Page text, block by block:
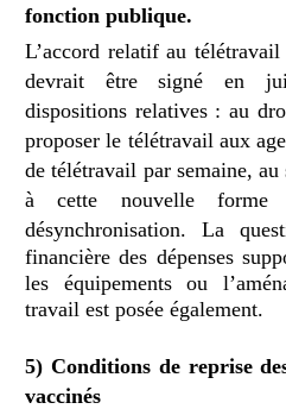
fonction publique.
L’accord relatif au
devrait être signé en
dispositions relatives : au
proposer le télétravail aux
de télétravail par semaine,
à cette nouvelle
désynchronisation.
La
financière des dépenses
les équipements ou
travail est posée également.
5) Conditions de reprise
vaccinés